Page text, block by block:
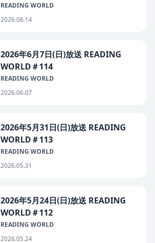
READING WORLD
2026.06.14
2026年6月7日(日)放送 READING
WORLD＃114
READING WORLD
2026.06.07
2026年5月31日(日)放送 READING
WORLD＃113
READING WORLD
2026.05.31
2026年5月24日(日)放送 READING
WORLD＃112
READING WORLD
2026.05.24